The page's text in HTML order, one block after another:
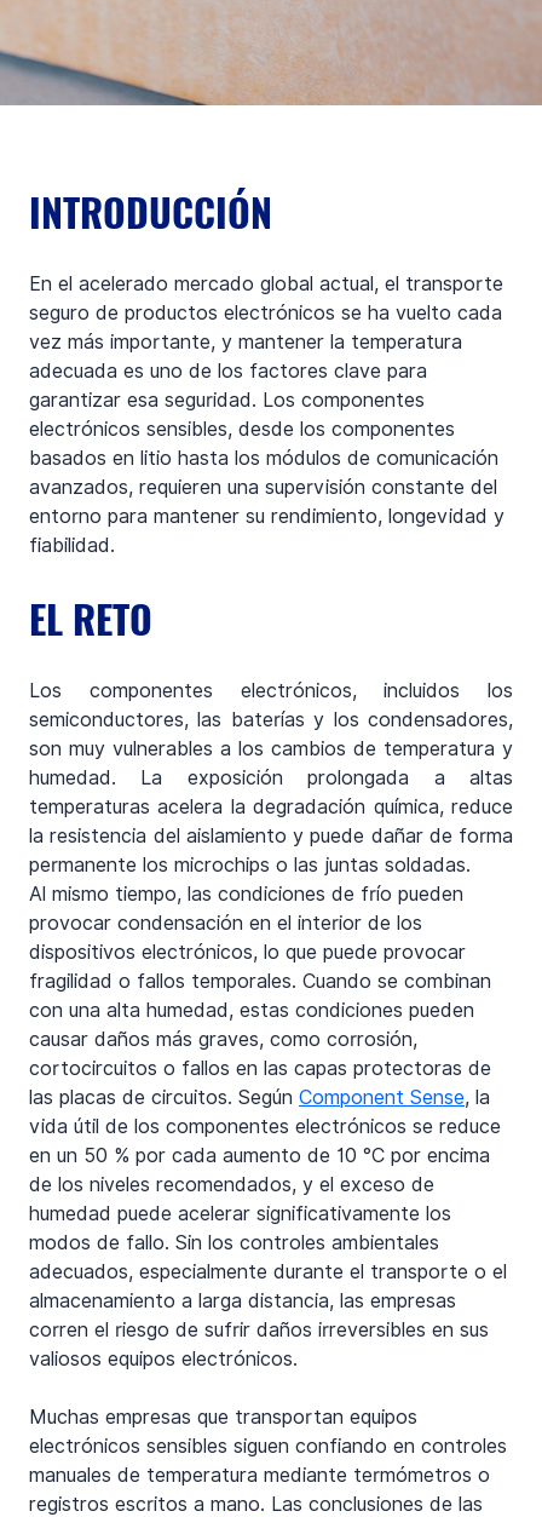
INTRODUCCIÓN
En el acelerado mercado global actual, el transporte
seguro de productos electrónicos se ha vuelto cada
vez más importante, y mantener la temperatura
adecuada es uno de los factores clave para
garantizar esa seguridad. Los componentes
electrónicos sensibles, desde los componentes
basados en litio hasta los módulos de comunicación
avanzados, requieren una supervisión constante del
entorno para mantener su rendimiento, longevidad y
fiabilidad.
EL RETO
Los componentes electrónicos, incluidos los
semiconductores, las baterías y los condensadores,
son muy vulnerables a los cambios de temperatura y
humedad. La exposición prolongada a altas
temperaturas acelera la degradación química, reduce
la resistencia del aislamiento y puede dañar de forma
permanente los microchips o las juntas soldadas.
Al mismo tiempo, las condiciones de frío pueden
provocar condensación en el interior de los
dispositivos electrónicos, lo que puede provocar
fragilidad o fallos temporales. Cuando se combinan
con una alta humedad, estas condiciones pueden
causar daños más graves, como corrosión,
cortocircuitos o fallos en las capas protectoras de
las placas de circuitos. Según Component Sense, la
vida útil de los componentes electrónicos se reduce
en un 50 % por cada aumento de 10 °C por encima
de los niveles recomendados, y el exceso de
humedad puede acelerar significativamente los
modos de fallo. Sin los controles ambientales
adecuados, especialmente durante el transporte o el
almacenamiento a larga distancia, las empresas
corren el riesgo de sufrir daños irreversibles en sus
valiosos equipos electrónicos.
Muchas empresas que transportan equipos
electrónicos sensibles siguen confiando en controles
manuales de temperatura mediante termómetros o
registros escritos a mano. Las conclusiones de las